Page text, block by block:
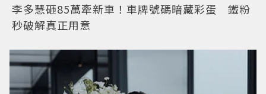
李多慧砸85萬牽新車！車牌號碼暗藏彩蛋 鐵粉
秒破解真正用意